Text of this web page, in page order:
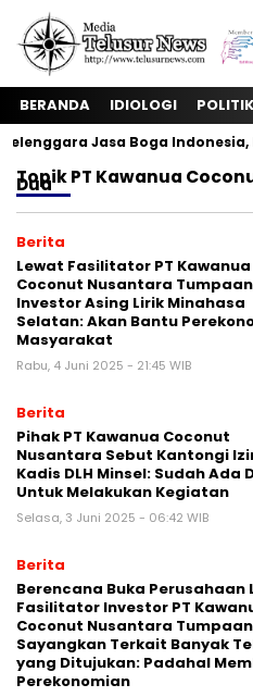
BERANDA IDIOLOGI POLITIK
Jasa Boga Indonesia,
TopikPT Kawanua
Dua
Berita
Lewat Fasilitator PT Kawanua
Coconut Nusantara
Investor Asing Lirik Minahasa
Selatan: Akan Bantu
Masyarakat
Rabu, 4 Juni 2025 - 21:45 WIB
Berita
Pihak PT Kawanua Coconut
Nusantara Sebut Kantongi
Kadis DLH Minsel: Sudah Ada
Untuk Melakukan Kegiatan
Selasa, 3 Juni 2025 - 06:42 WIB
Berita
Berencana Buka Perusahaan
Fasilitator Investor PT
Coconut Nusantara Tumpaan
Sayangkan Terkait Banyak
yang Ditujukan: Padahal
Perekonomian